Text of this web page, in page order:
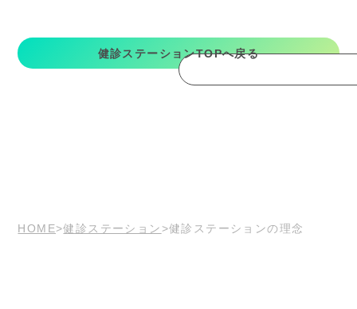
健診ステーションTOPへ戻る
HOME 健診ステーション 健診ステーションの理念